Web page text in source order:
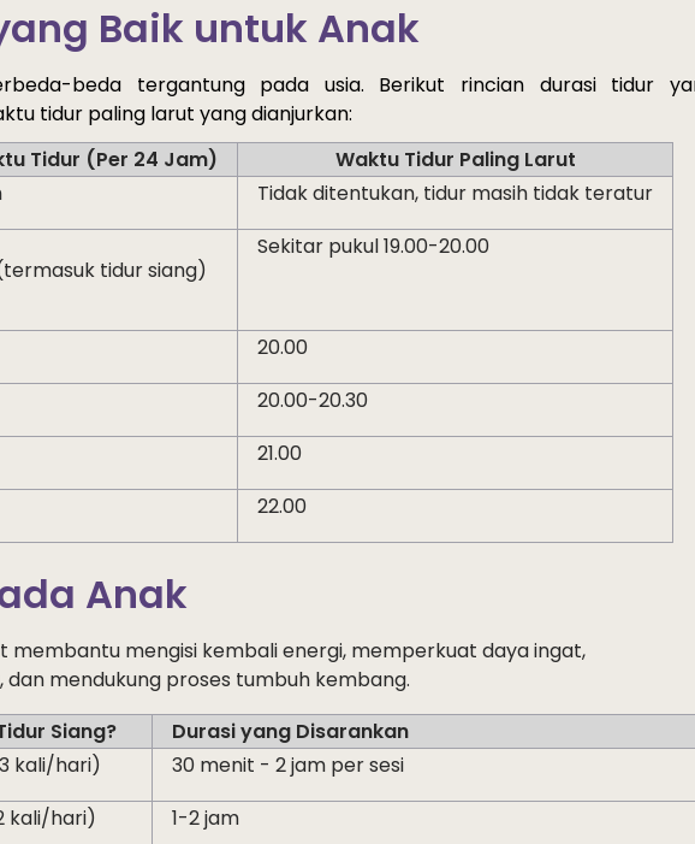
Baik untuk Anak
beda tergantung pada usia. Berikut rincian durasi tidur
tidur paling larut yang dianjurkan:
Tidur (Per 24 Jam)
Waktu Tidur Paling Larut
Tidak ditentukan, tidur masih tidak teratur
tidur siang)
Sekitar pukul 19.00-20.00
20.00
20.00-20.30
21.00
22.00
Anak
membantu mengisi kembalienergi, memperkuat dayaingat,
, dan mendukung proses tumbuh kembang.
Siang?
Durasi yang Disarankan
kali/hari)
30 menit - 2 jam per sesi
kali/hari)
1-2 jam